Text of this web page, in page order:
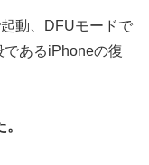
動、DFUモードで
あるiPhoneの復